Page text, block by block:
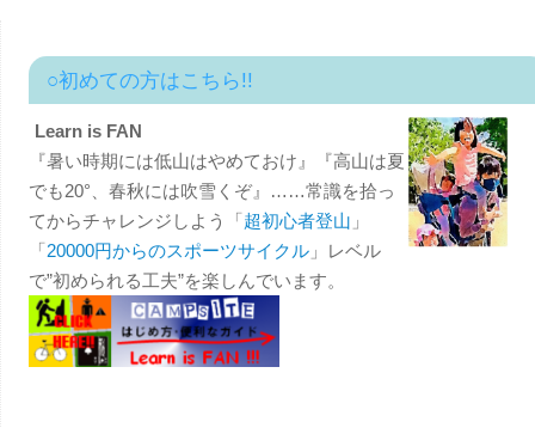
○初めての方はこちら!!
Learn is FAN
『暑い時期には低山はやめておけ』『高山は夏
でも20°、春秋には吹雪くぞ』……常識を拾っ
てからチャレンジしよう「超初心者登山 」
「20000円からのスポーツサイクル」レベル
で”初められる工夫”を楽しんでいます。